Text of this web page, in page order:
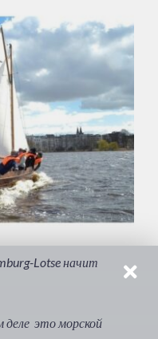
Lotse начит
деле это морской